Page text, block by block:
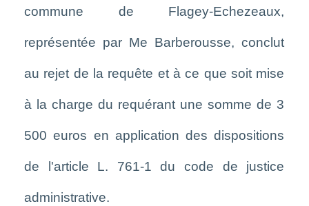
commune de Flagey-Echezeaux,
représentée par Me Barberousse, conclut
au rejet de la requête et à ce que soit mise
à la charge du requérant une somme de 3
500 euros en application des dispositions
de l'article L. 761-1 du code de justice
administrative.